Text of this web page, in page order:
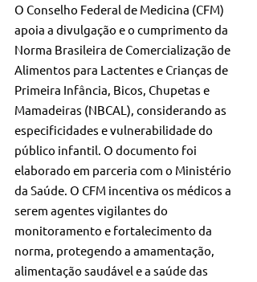
O Conselho Federal de Medicina (CFM)
apoia a divulgação e o cumprimento da
Norma Brasileira de Comercialização de
Alimentos para Lactentes e Crianças de
Primeira Infância, Bicos, Chupetas e
Mamadeiras (NBCAL), considerando as
especificidades e vulnerabilidade do
público infantil. O documento foi
elaborado em parceria com o Ministério
da Saúde. O CFM incentiva os médicos a
serem agentes vigilantes do
monitoramento e fortalecimento da
norma, protegendo a amamentação,
alimentação saudável e a saúde das